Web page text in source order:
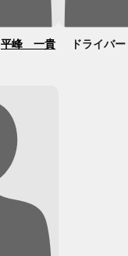
平峰 一貴 ドライバー